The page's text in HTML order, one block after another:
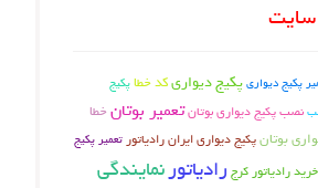
پکیج دیواریپکیج دیواریکد خطا پکیج
نصب پکیج دیواری بوتانتعمیر بوتانخطا
بوتانپکیج دیواری ایران رادیاتور تعمیر پکیج
خرید رادیاتور کرج رادیاتورنمایندگی